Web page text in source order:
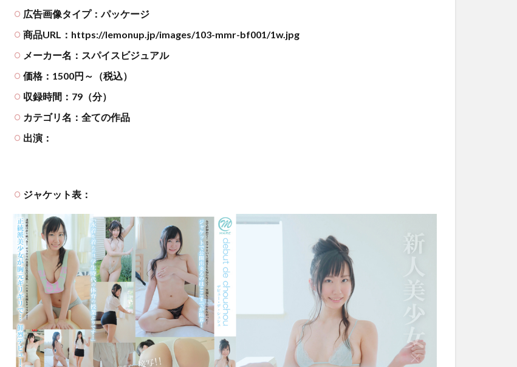
広告画像タイプ：パッケージ
商品URL：https://lemonup.jp/images/103-mmr-bf001/1w.jpg
メーカー名：スパイスビジュアル
価格：1500円～（税込）
収録時間：79（分）
カテゴリ名：全ての作品
出演：
ジャケット表：